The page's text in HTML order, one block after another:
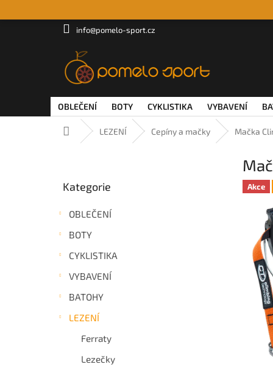
info@pomelo-sport.cz
OBLEČENÍ BOTY CYKLISTIKA VYBAVENÍ
Domů LEZENÍ Cepíny a mačky Mačka
kategorie
Kategorie
OBLEČENÍ
BOTY
CYKLISTIKA
VYBAVENÍ
BATOHY
LEZENÍ
Ferraty
Lezečky
Akce